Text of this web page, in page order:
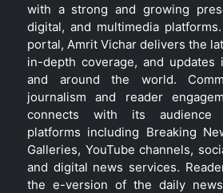
with a strong and growing
digital, and multimedia
portal, Amrit Vichar delivers the
in-depth coverage, and
and around the world.
journalism and reader
connects with its audience
platforms including Breaking
Galleries, YouTube channels,
and digital news services.
the e-version of the daily